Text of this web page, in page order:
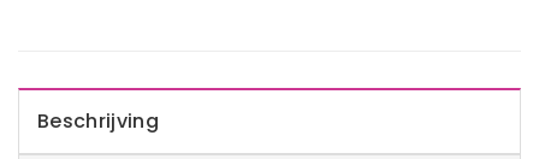
Beschrijving